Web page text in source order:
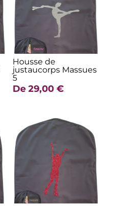
Housse de
justaucorps Massues
5
De29,00€